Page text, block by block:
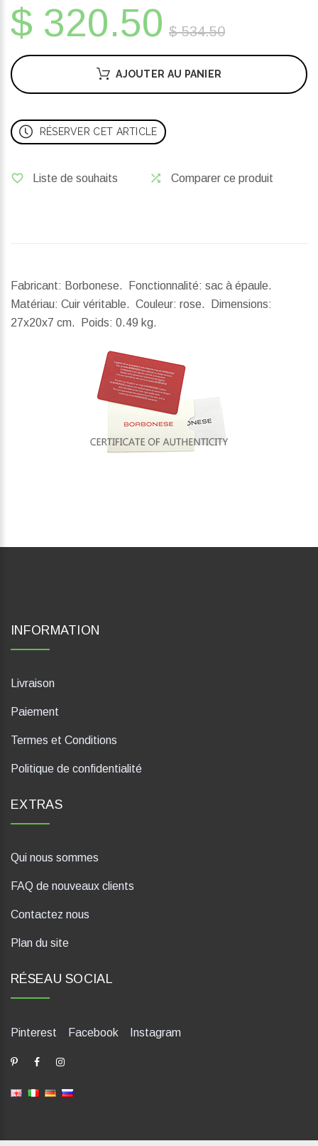
$ 320.50 $ 534.50
AJOUTER AU PANIER
RÉSERVER CET ARTICLE
Liste de souhaits Comparer ce produit
Fabricant: Borbonese. Fonctionnalité: sac à épaule.
Matériau: Cuir véritable. Couleur: rose.
Dimensions:
27x20x7 cm.
Poids: 0.49 kg.
INFORMATION
Livraison
Paiement
Termes et Conditions
Politique de confidentialité
EXTRAS
Qui nous sommes
FAQ de nouveaux clients
Contactez nous
Plan du site
RÉSEAU SOCIAL
Pinterest Facebook Instagram